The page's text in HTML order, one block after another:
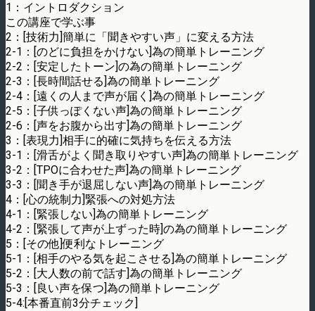
1：イントロダクション
この講座で学ぶ事
2：[技術力]簡単に「聞きやすい声」に変える方法
2-1：[のどに負担をかけない]為の簡単トレーニング
2-2：[安定したトーン]の為の簡単トレーニング
2-3：[長時間話せる]為の簡単トレーニング
2-4：[遠くの人まで声が届く]為の簡単トレーニング
2-5：[子供っぽくない声]為の簡単トレーニング
2-6：[声をお腹から出す]為の簡単トレーニング
3：[表現力]相手に的確に気持ちを伝える方法
3-1：[滑舌がよく聞き取りやすい声]為の簡単トレーニング
3-2：[TPOに合わせた声]為の簡単トレーニング
3-3：[聞き手が退屈しない声]為の簡単トレーニング
4：[心の統制力]緊張への対処方法
4-1：[緊張しない]為の簡単トレーニング
4-2：[緊張して声が上ずった時]の為の簡単トレーニング
5：[その他]便利なトレーニング
5-1：[相手のやる気を起こさせる]為の簡単トレーニング
5-2：[大人数の前で話す]為の簡単トレーニング
5-3：[良い声を保つ]為の簡単トレーニング
5-4:[本番直前3分チェック]